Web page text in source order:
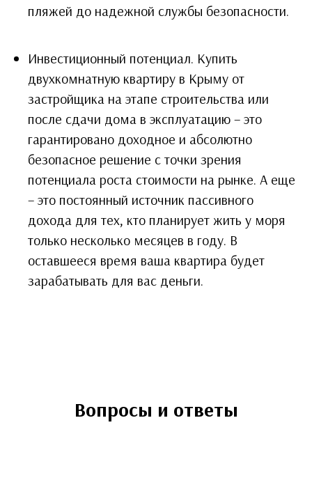
пляжей до надежной службы безопасности.
Инвестиционный потенциал. Купить
двухкомнатную квартиру в Крыму от
застройщика на этапе строительства или
после сдачи дома в эксплуатацию – это
гарантировано доходное и абсолютно
безопасное решение с точки зрения
потенциала роста стоимости на рынке. А еще
– это постоянный источник пассивного
дохода для тех, кто планирует жить у моря
только несколько месяцев в году. В
оставшееся время ваша квартира будет
зарабатывать для вас деньги.
Вопросы и ответы